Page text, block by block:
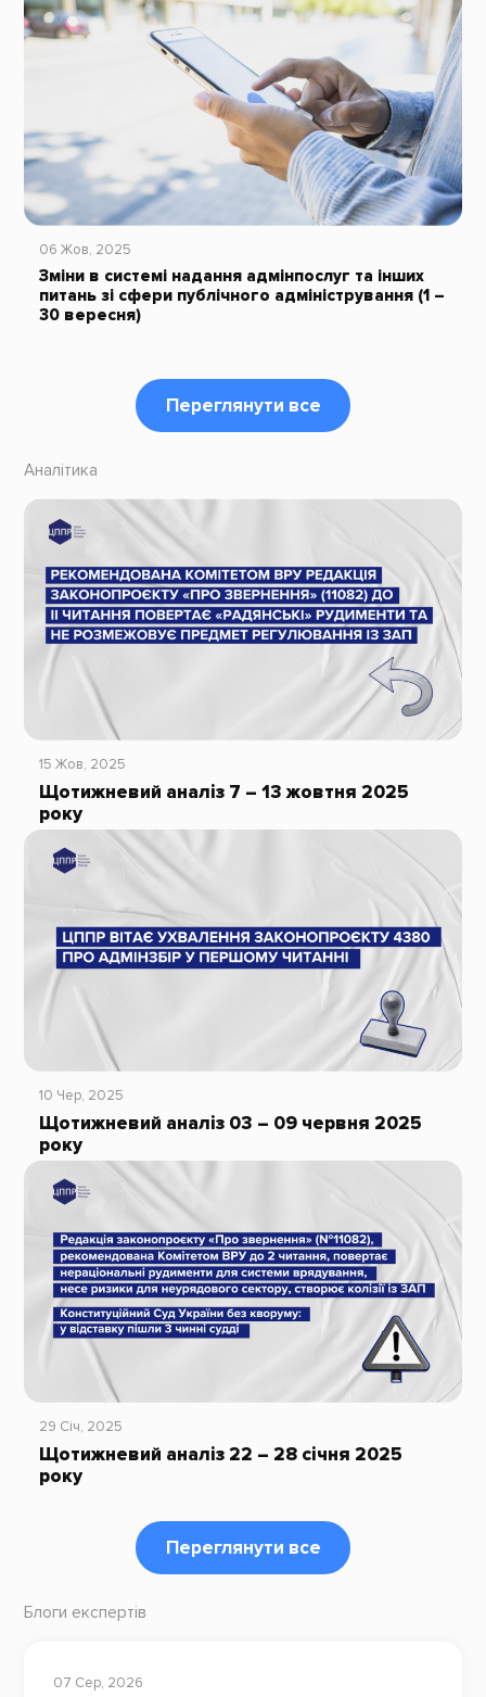
06 Жов, 2025
Зміни в системі надання адмінпослуг та інших
питань зі сфери публічного адміністрування (1 –
30 вересня)
Переглянути все
Аналітика
15 Жов, 2025
Щотижневий аналіз 7 – 13 жовтня 2025
року
10 Чер, 2025
Щотижневий аналіз 03 – 09 червня 2025
року
29 Січ, 2025
Щотижневий аналіз 22 – 28 січня 2025
року
Переглянути все
Блоги експертів
07 Сер, 2026